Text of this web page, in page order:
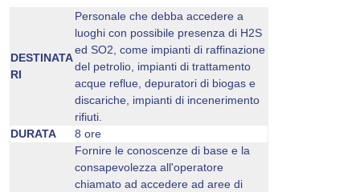
DESTINATA
RI
Personale che debba accedere a
luoghi con possibile presenza di H2S
ed SO2, come impianti di raffinazione
del petrolio, impianti di trattamento
acque reflue, depuratori di biogas e
discariche, impianti di incenerimento
rifiuti.
DURATA
8 ore
Fornire le conoscenze di base e la
consapevolezza all'operatore
chiamato ad accedere ad aree di